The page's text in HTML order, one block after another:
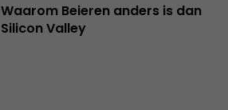
Waarom Beieren anders is dan
Silicon Valley